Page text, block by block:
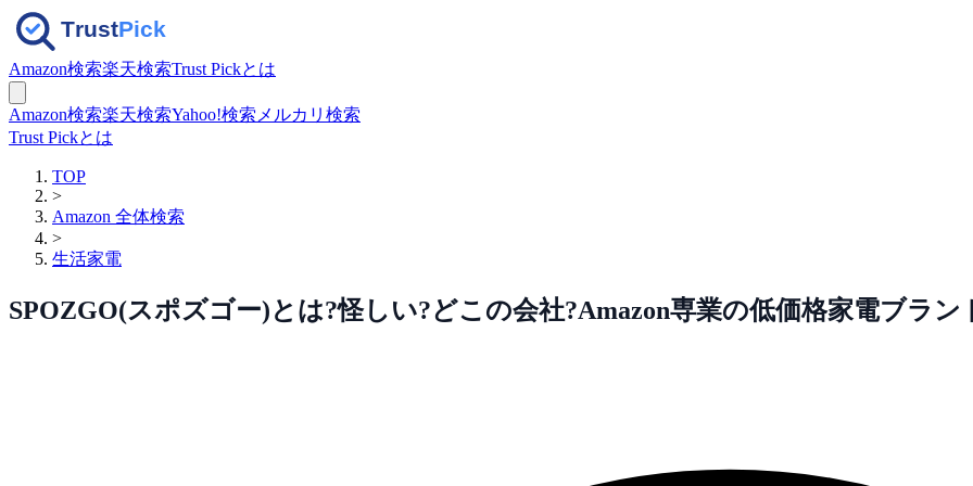
Amazon検索楽天検索Trust Pickとは
Amazon検索楽天検索Yahoo!検索 メルカリ検索
Trust Pickとは
TOP
>
Amazon 全体検索
>
生活家電
SPOZGO(スポズゴー)とは?怪しい?どこの会社?Amazon専業の低価格家電ブラン